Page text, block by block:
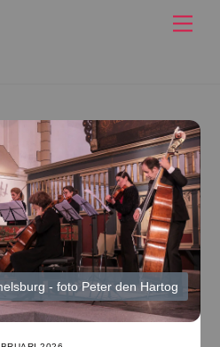
- foto Peter den Hartog